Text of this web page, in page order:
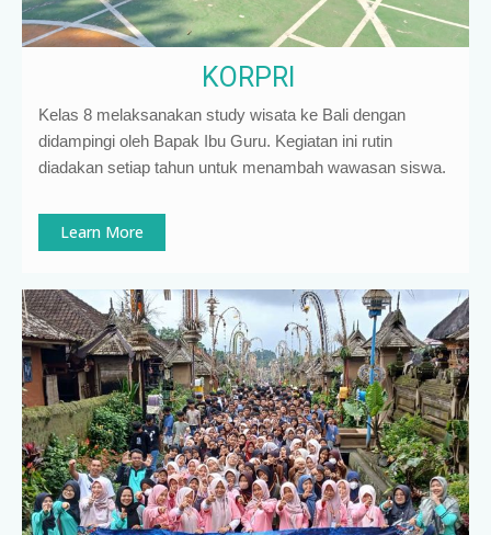
KORPRI
Kelas 8 melaksanakan study wisata ke Bali dengan
didampingi oleh Bapak Ibu Guru. Kegiatan ini rutin
diadakan setiap tahun untuk menambah wawasan siswa.
Learn More